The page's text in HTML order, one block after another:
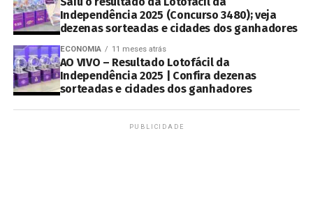
Independência 2025 (Concurso 3480); veja
dezenas sorteadas e cidades dos ganhadores
ECONOMIA 11 meses atrás
AO VIVO – Resultado Lotofácil da
Independência 2025 | Confira dezenas
sorteadas e cidades dos ganhadores
PUBLICIDADE